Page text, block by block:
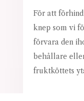
För att
knep som vi
förvara den
behållare
fruktköttets